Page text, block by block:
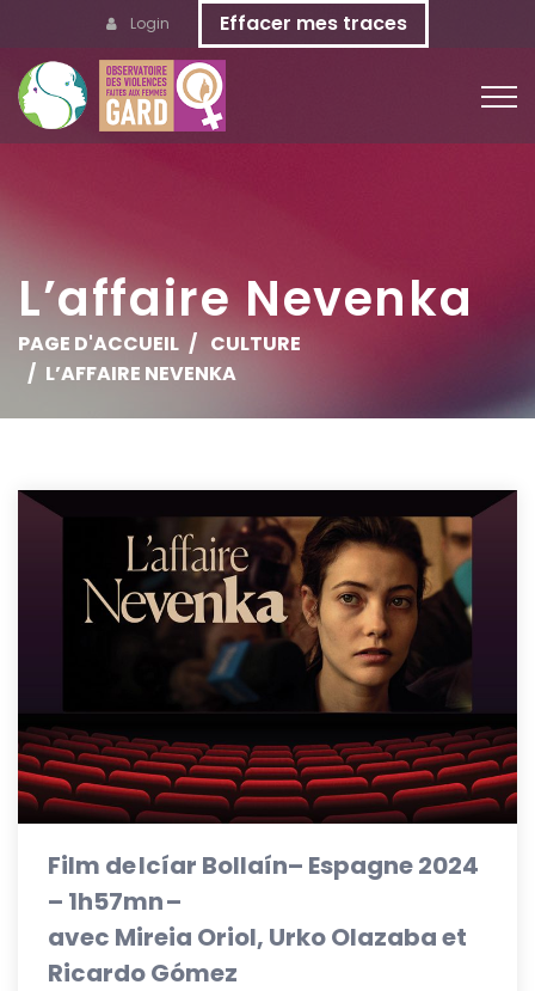
Login Effacer mes traces
L’affaire Nevenka
PAGE D'ACCUEIL
CULTURE
L’AFFAIRE NEVENKA
Film de Icíar Bollaín– Espagne 2024
– 1h57mn –
avec Mireia Oriol, Urko Olazaba et
Ricardo Gómez